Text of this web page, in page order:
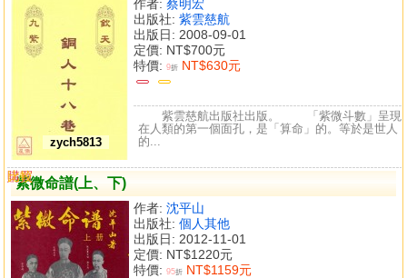
zych5813
作者: 蔡明宏
出版社: 紫雲慈航
出版日: 2008-09-01
定價: NT$700元
特價: 9折 NT$630元
紫雲慈航出版社出版。 「紫微斗數」呈現
在人類的第一個面孔，是「算命」的。等於是世人
的...
紫微命譜(上、下)
作者: 沈平山
出版社: 個人其他
出版日: 2012-11-01
定價: NT$1220元
特價: 95折 NT$1159元
購買
比較